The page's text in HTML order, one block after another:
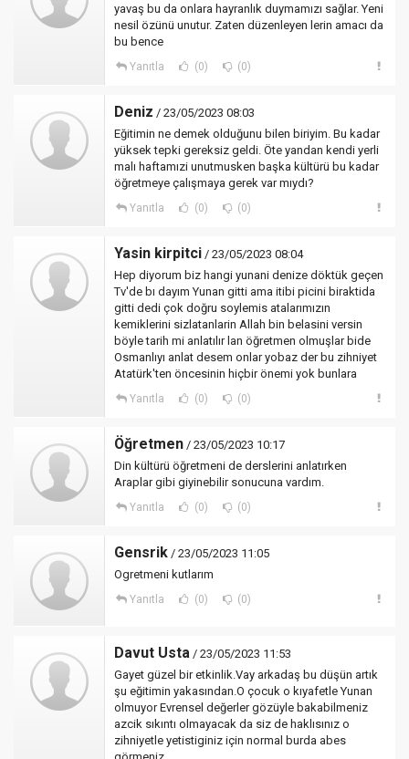
yavaş bu da onlara hayranlık duymamızı sağlar. Yeni
nesil özünü unutur. Zaten düzenleyen lerin amacı da
bu bence
Yanıtla (0) (0)
Deniz / 23/05/2023 08:03
Eğitimin ne demek olduğunu bilen biriyim. Bu kadar
yüksek tepki gereksiz geldi. Öte yandan kendi yerli
malı haftamızi unutmusken başka kültürü bu kadar
öğretmeye çalışmaya gerek var mıydı?
Yanıtla (0) (0)
Yasin kirpitci / 23/05/2023 08:04
Hep diyorum biz hangi yunani denize döktük geçen
Tv'de bı dayım Yunan gitti ama itibi picini biraktida
gitti dedi çok doğru soylemis atalarımızın
kemiklerini sizlatanlarin Allah bin belasini versin
böyle tarih mi anlatılır lan öğretmen olmuşlar bide
Osmanlıyı anlat desem onlar yobaz der bu zihniyet
Atatürk'ten öncesinin hiçbir önemi yok bunlara
Yanıtla (0) (0)
Öğretmen / 23/05/2023 10:17
Din kültürü öğretmeni de derslerini anlatırken
Araplar gibi giyinebilir sonucuna vardım.
Yanıtla (0) (0)
Gensrik / 23/05/2023 11:05
Ogretmeni kutlarım
Yanıtla (0) (0)
Davut Usta / 23/05/2023 11:53
Gayet güzel bir etkinlik.Vay arkadaş bu düşün artık
şu eğitimin yakasından.O çocuk o kıyafetle Yunan
olmuyor Evrensel değerler gözüyle bakabilmeniz
azcik sıkıntı olmayacak da siz de haklısınız o
zihniyetle yetistiginiz için normal burda abes